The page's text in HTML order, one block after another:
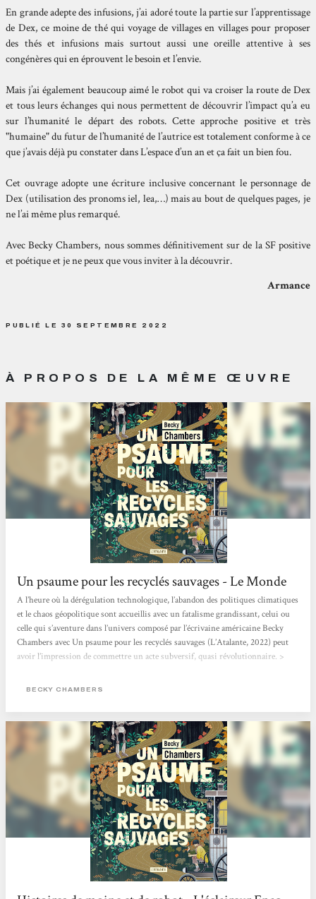
En grande adepte des infusions, j’ai adoré toute la partie sur l’apprentissage
de Dex, ce moine de thé qui voyage de villages en villages pour proposer
des thés et infusions mais surtout aussi une oreille attentive à ses
congénères qui en éprouvent le besoin et l’envie.
Mais j’ai également beaucoup aimé le robot qui va croiser la route de Dex
et tous leurs échanges qui nous permettent de découvrir l’impact qu’a eu
sur l’humanité le départ des robots. Cette approche positive et très
"humaine" du futur de l’humanité de l’autrice est totalement conforme à ce
que j’avais déjà pu constater dans L’espace d’un an et ça fait un bien fou.
Cet ouvrage adopte une écriture inclusive concernant le personnage de
Dex (utilisation des pronoms iel, lea,…) mais au bout de quelques pages, je
ne l’ai même plus remarqué.
Avec Becky Chambers, nous sommes définitivement sur de la SF positive
et poétique et je ne peux que vous inviter à la découvrir.
Armance
PUBLIÉ LE 30 SEPTEMBRE 2022
À PROPOS DE LA MÊME ŒUVRE
Un psaume pour les recyclés sauvages - Le Monde
A l’heure où la dérégulation technologique, l’abandon des politiques climatiques
et le chaos géopolitique sont accueillis avec un fatalisme grandissant, celui ou
celle qui s’aventure dans l’univers composé par l’écrivaine américaine Becky
Chambers avec Un psaume pour les recyclés sauvages (L’Atalante, 2022) peut
avoir l’impression de commettre un acte subversif, quasi révolutionnaire. >
BECKY CHAMBERS